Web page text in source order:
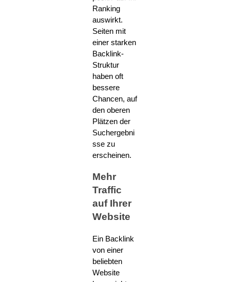
Ranking
auswirkt.
Seiten mit
einer starken
Backlink-
Struktur
haben oft
bessere
Chancen, auf
den oberen
Plätzen der
Suchergebni
sse zu
erscheinen.
Mehr
Traffic
auf Ihrer
Website
Ein Backlink
von einer
beliebten
Website